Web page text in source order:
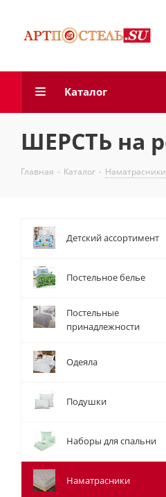
Каталог
ШЕРСТЬ на
Главная - Каталог - Наматрасники
Детский ассортимент
Постельное белье
Постельные
принадлежности
Одеяла
Подушки
Наборы для спальни
Наматрасники